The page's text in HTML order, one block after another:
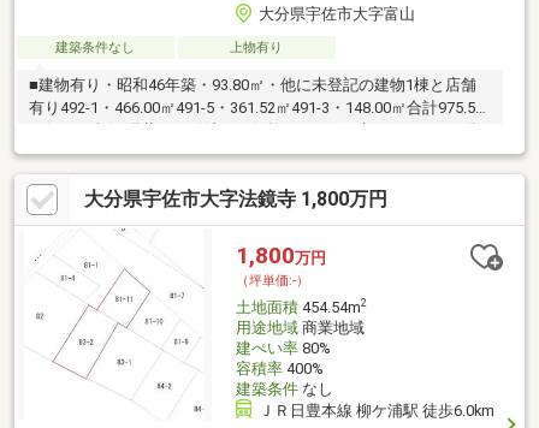
大分県宇佐市大字富山
建築条件なし 上物有り
■建物有り・昭和46年築・93.80㎡・他に未登記の建物1棟と店舗
有り492-1・466.00㎡491-5・361.52㎡491-3・148.00㎡合計975.52
譲・法人建物・etc
大分県宇佐市大字法鏡寺 1,800万円
1,800万円
（坪単価:-）
土地面積454.54m2
用途地域商業地域
建ぺい率80%
容積率400%
建築条件なし
ＪＲ日豊本線 柳ケ浦駅 徒歩6.0km